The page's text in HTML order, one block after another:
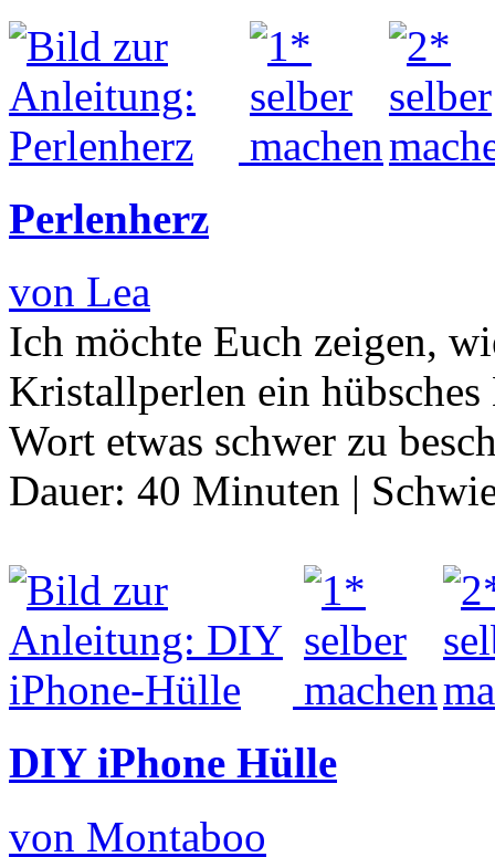
Perlenherz
von Lea
Ich möchte Euch zeigen,
Kristallperlen ein
Wort etwas schwer zu
Dauer: 40 Minuten |
DIY iPhone Hülle
von Montaboo